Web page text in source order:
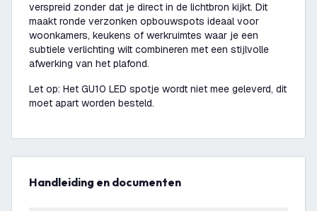
verspreid zonder dat je direct in de lichtbron kijkt. Dit
maakt ronde verzonken opbouwspots ideaal voor
woonkamers, keukens of werkruimtes waar je een
subtiele verlichting wilt combineren met een stijlvolle
afwerking van het plafond.
Let op: Het GU10 LED spotje wordt niet mee geleverd, dit
moet apart worden besteld.
Handleiding en documenten